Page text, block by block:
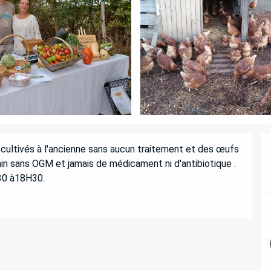
à l'ancienne sans aucun traitement et des œufs
sans OGM et jamais de médicament ni d'antibiotique .
à18H30.